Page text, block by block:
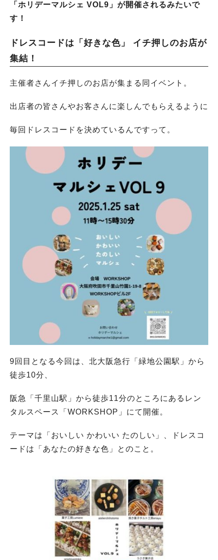
「ホリデーマルシェ VOL9」が開催されるみたいで
す！
ドレスコードは「好きな色」 イチ押しのお店が
集結！
主催者さんイチ押しのお店が集まる同イベント。
出店者の皆さんやお客さんに楽しんでもらえるように
毎回ドレスコードを決めているんですって。
9回目となる今回は、北大阪急行「緑地公園駅」から
徒歩10分、
阪急「千里山駅」から徒歩11分のところにあるレン
タルスペース「WORKSHOP」にて開催。
テーマは「おいしい かわいい たのしい」、ドレスコ
ードは「あなたの好きな色」とのこと。